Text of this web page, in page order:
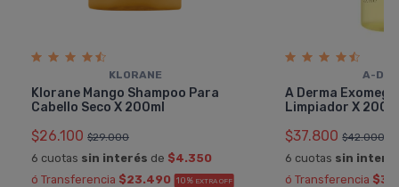
KLORANE
Klorane Mango Shampoo Para
Cabello Seco X 200ml
$26.100 $29.000
6 cuotas sin interés de $4.350
ó Transferencia $23.490 10% EXTRA OFF
A-
A Derma
Limpiador X
$37.800 $42.000
6 cuotas sin
ó Transferencia